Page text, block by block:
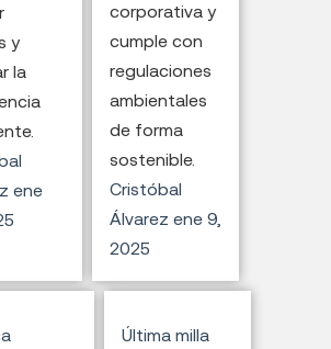
y
la
ene
corporativa y
cumple con
regulaciones
ambientales
de forma
sostenible.
Cristóbal
Álvarez ene 9,
2025
Última milla